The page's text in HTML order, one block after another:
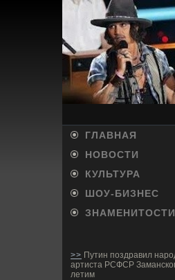
ГЛАВНАЯ
НОВОСТИ
КУЛЬТУРА
ШОУ-БИ­ЗНЕС
ЗНАМЕНИТОСТИ
>> Путин поздравил
артиста РСФСР
летим